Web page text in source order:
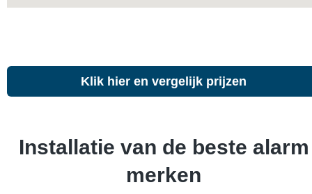
Klik hier en vergelijk prijzen
Installatie van de beste alarm
merken